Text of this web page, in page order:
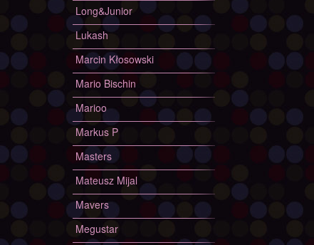
Long&Junior
Lukash
Marcin Kłosowski
Mario Bischin
Marioo
Markus P
Masters
Mateusz Mijal
Mavers
Megustar